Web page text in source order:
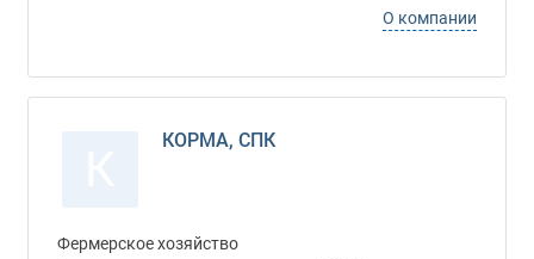
О компании
КОРМА, СПК
Фермерское хозяйство